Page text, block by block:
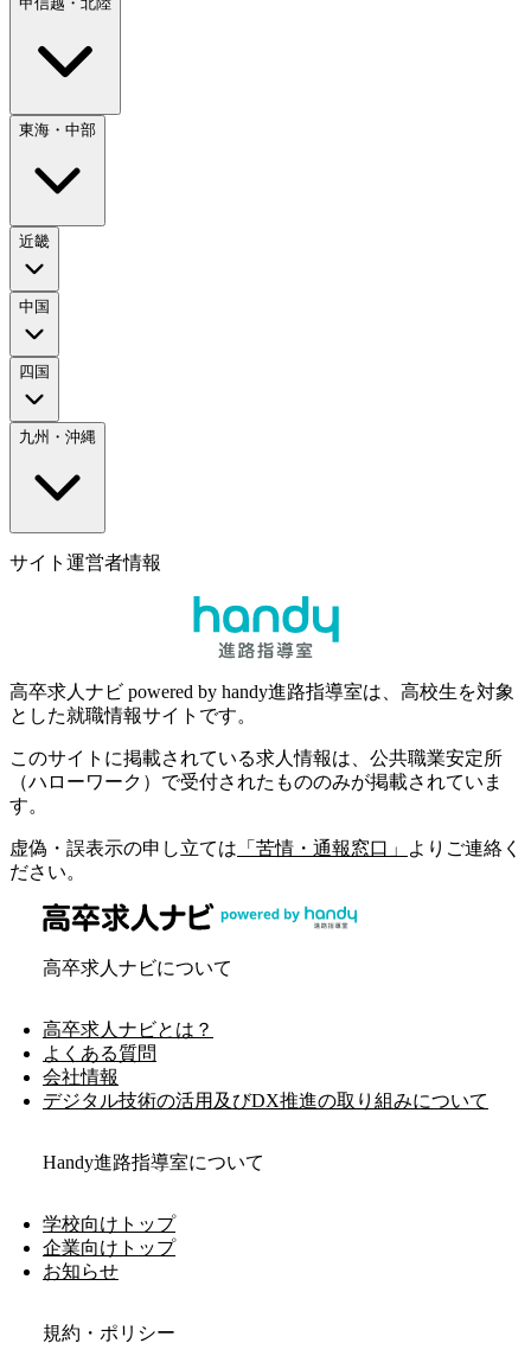
東海・中部
近畿
中国
四国
九州・沖縄
サイト運営者情報
高卒求人ナビ powered by handy進路指導室は、高校生を対象
とした就職情報サイトです。
このサイトに掲載されている求人情報は、公共職業安定所
（ハローワーク）で受付されたもののみが掲載されていま
す。
虚偽・誤表示の申し立ては 「苦情・通報窓口」
よりご連絡く
ださい。
高卒求人ナビについて
高卒求人ナビとは？
よくある質問
会社情報
デジタル技術の活用及びDX推進の取り組みについて
Handy進路指導室について
学校向けトップ
企業向けトップ
お知らせ
規約・ポリシー